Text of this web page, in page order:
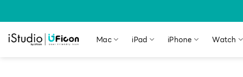
Mac iPad iPhone Watch